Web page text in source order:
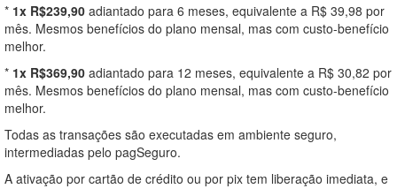
* 1x R$239,90 adiantado para 6 meses, equivalente a R$ 39,98 por
mês. Mesmos benefícios do plano mensal, mas com custo-benefício
melhor.
* 1x R$369,90 adiantado para 12 meses, equivalente a R$ 30,82 por
mês. Mesmos benefícios do plano mensal, mas com custo-benefício
melhor.
Todas as transações são executadas em ambiente seguro,
intermediadas pelo pagSeguro.
A ativação por cartão de crédito ou por pix tem liberação imediata, e